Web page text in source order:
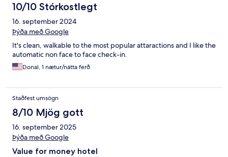
10/10 Stórkostlegt
16. september 2024
Þýða með Google
It's clean, walkable to the most popular attaractions and I like the
automatic non face to face check-in.
Donal, 1 nætur/nátta ferð
Staðfest umsögn
8/10 Mjög gott
16. september 2025
Þýða með Google
Value for money hotel